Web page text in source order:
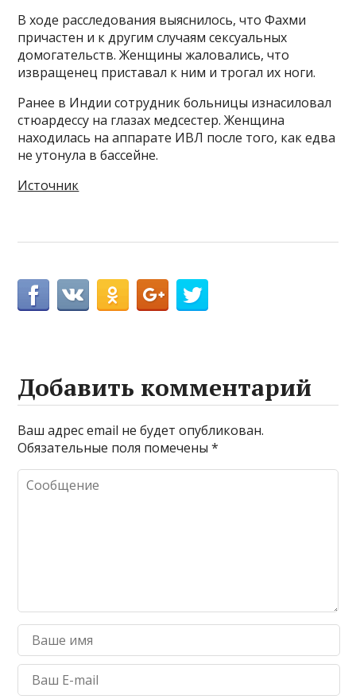
В ходе расследования выяснилось, что Фахми
причастен и к другим случаям сексуальных
домогательств. Женщины жаловались, что
извращенец приставал к ним и трогал их ноги.
Ранее в Индии сотрудник больницы изнасиловал
стюардессу на глазах медсестер. Женщина
находилась на аппарате ИВЛ после того, как едва
не утонула в бассейне.
Источник
Добавить комментарий
Ваш адрес email не будет опубликован.
Обязательные поля помечены*